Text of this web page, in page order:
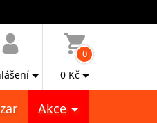
0
0 Kč
Akce